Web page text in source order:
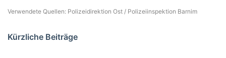
Verwendete Quellen: Polizeidirektion Ost / Polizeiinspektion Barnim
Kürzliche Beiträge